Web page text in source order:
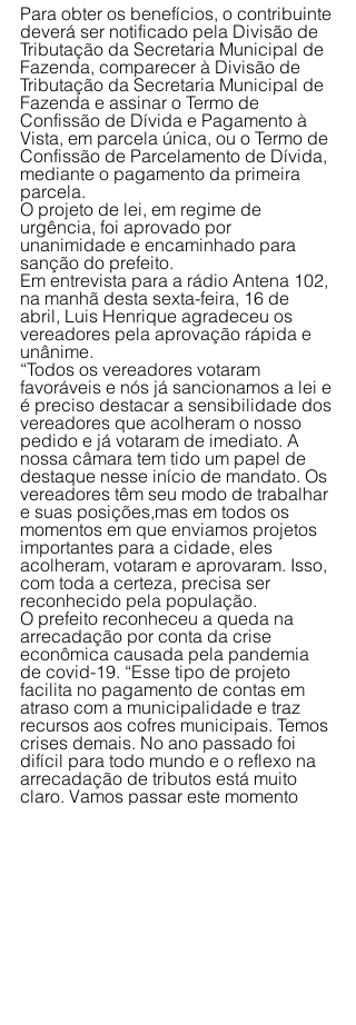
Para obter os benefícios, o contribuinte
deverá ser notificado pela Divisão de
Tributação da Secretaria Municipal de
Fazenda, comparecer à Divisão de
Tributação da Secretaria Municipal de
Fazenda e assinar o Termo de
Confissão de Dívida e Pagamento à
Vista, em parcela única, ou o Termo de
Confissão de Parcelamento de Dívida,
mediante o pagamento da primeira
parcela.
O projeto de lei, em regime de
urgência, foi aprovado por
unanimidade e encaminhado para
sanção do prefeito.
Em entrevista para a rádio Antena 102,
na manhã desta sexta-feira, 16 de
abril, Luis Henrique agradeceu os
vereadores pela aprovação rápida e
unânime.
“Todos os vereadores votaram
favoráveis e nós já sancionamos a lei e
é preciso destacar a sensibilidade dos
vereadores que acolheram o nosso
pedido e já votaram de imediato. A
nossa câmara tem tido um papel de
destaque nesse início de mandato. Os
vereadores têm seu modo de trabalhar
e suas posições,mas em todos os
momentos em que enviamos projetos
importantes para a cidade, eles
acolheram, votaram e aprovaram. Isso,
com toda a certeza, precisa ser
reconhecido pela população.
O prefeito reconheceu a queda na
arrecadação por conta da crise
econômica causada pela pandemia
de covid-19. “Esse tipo de projeto
facilita no pagamento de contas em
atraso com a municipalidade e traz
recursos aos cofres municipais. Temos
crises demais. No ano passado foi
difícil para todo mundo e o reflexo na
arrecadação de tributos está muito
claro. Vamos passar este momento